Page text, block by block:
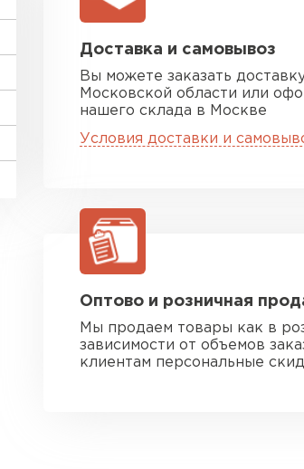
Доставка и самовывоз
Вы можете заказать
Московской области или
нашего склада в Москве
Условия доставки и
Оптово и розничная
Мы продаем товары как в
зависимости от объемов
клиентам персональные